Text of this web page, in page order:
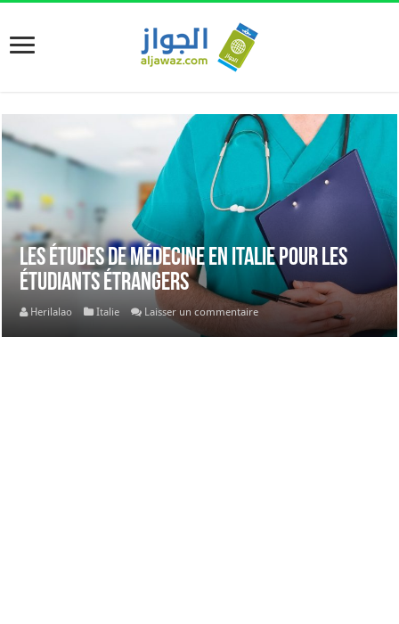
Les études de médecine en Italie pour les
étudiants étrangers
Herilalao Italie Laisser un commentaire